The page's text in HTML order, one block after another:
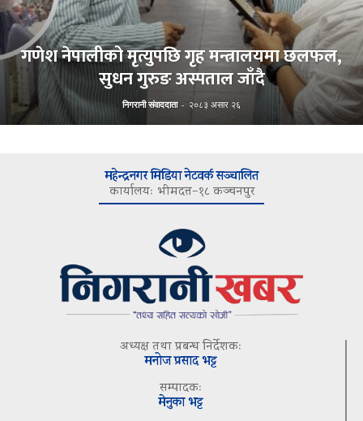
गणेश नेपालीको मृत्युपछि गृह मन्त्रालयमा छलफल,
सुधन गुरुङ अस्पताल जाँदै
निगरानी संवाददाता - २०८३ असार २६
महेन्द्रनगर मिडिया नेटवर्क सञ्चालित
कार्यालयः भीमदत्त–१८ कञ्चनपुर
अध्यक्ष तथा प्रबन्ध निर्देशकः
मनोज प्रसाद भट्ट
सम्पादकः
मेनुका भट्ट